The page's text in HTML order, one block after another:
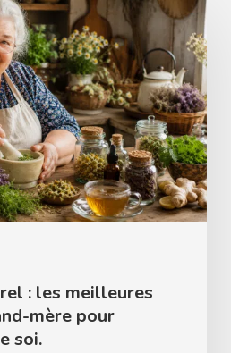
: les meilleures
mère pour
soi.